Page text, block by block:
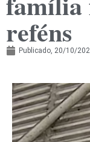
reféns
Publicado, 20/10/